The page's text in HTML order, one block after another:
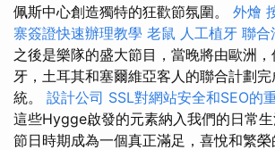
佩斯中心創造獨特的狂歡節氛圍。 外燴
寨簽證快速辦理教學 老鼠 人工植牙 聯合
之後是樂隊的盛大節目，當晚將由歐洲
牙，土耳其和塞爾維亞客人的聯合計劃
統。 設計公司 SSL對網站安全和SEO的
這些Hygge啟發的元素納入我們的日常
節日時期成為一個真正滿足，喜悅和繁榮